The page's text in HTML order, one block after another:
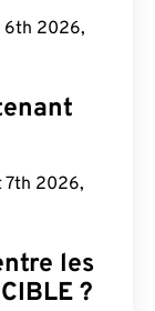
6th 2026,
7th 2026,
les
?